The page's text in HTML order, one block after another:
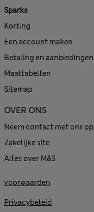
Sparks
Korting
Een account maken
Betaling en aanbiedingen
Maattabellen
Sitemap
OVER ONS
Neem contact met ons op
Zakelijke site
Alles over M&S
voorwaarden
Privacybeleid